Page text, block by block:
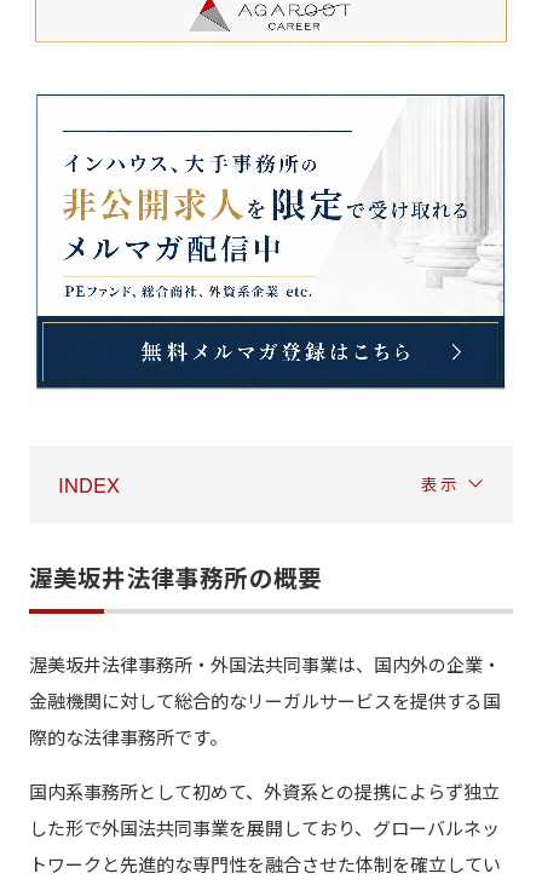
INDEX 表示
渥美坂井法律事務所の概要
渥美坂井法律事務所・外国法共同事業は、国内外の企業・
金融機関に対して総合的なリーガルサービスを提供する国
際的な法律事務所です。
国内系事務所として初めて、外資系との提携によらず独立
した形で外国法共同事業を展開しており、グローバルネッ
トワークと先進的な専門性を融合させた体制を確立してい